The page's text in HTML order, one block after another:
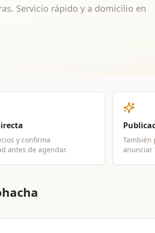
Servicio rápido y a domicilio en
y confirma
antes de agendar.
También
anunciar